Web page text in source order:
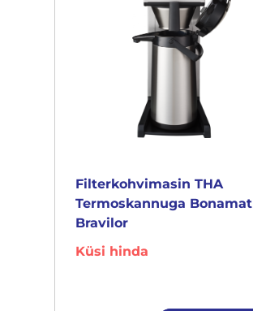
Filterkohvimasin THA
Termoskannuga Bonamat
Bravilor
Küsi hinda